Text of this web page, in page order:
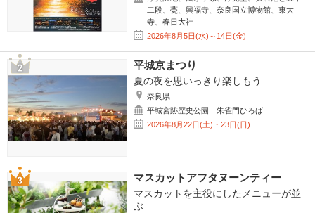
二段、甍、興福寺、奈良国立博物館、東大
寺、春日大社
2026年8月5日(水)～14日(金)
平城京まつり
夏の夜を思いっきり楽しもう
奈良県
平城宮跡歴史公園 朱雀門ひろば
2026年8月22日(土)・23日(日)
マスカットアフタヌーンティー
マスカットを主役にしたメニューが並
ぶ